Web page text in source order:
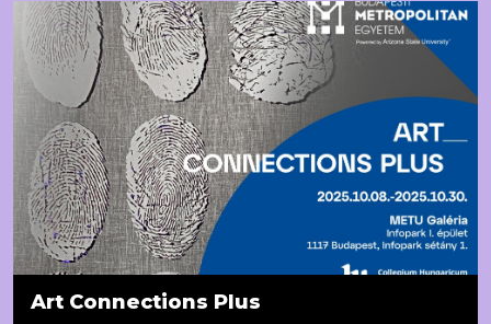
Art Connections Plus